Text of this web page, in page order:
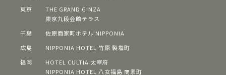
東京
THE GRAND GINZA
東京九段会館テラス
千葉
佐原商家町ホテル NIPPONIA
広島
NIPPONIA HOTEL 竹原 製塩町
福岡
HOTEL CULTIA 太宰府
NIPPONIA HOTEL 八女福島 商家町